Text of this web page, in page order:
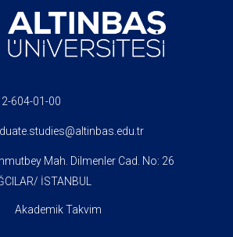
604-01-00
Mah. Dilmenler Cad. No: 26
İSTANBUL
Akademik Takvim